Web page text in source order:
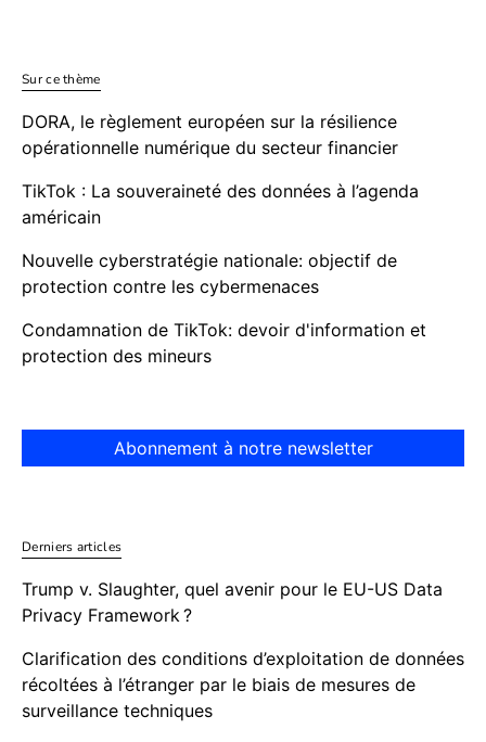
Sur ce thème
DORA, le règlement européen sur la résilience
opérationnelle numérique du secteur financier
TikTok : La souveraineté des données à l’agenda
américain
Nouvelle cyberstratégie nationale: objectif de
protection contre les cybermenaces
Condamnation de TikTok: devoir d'information et
protection des mineurs
Abonnement à notre newsletter
Derniers articles
Trump v. Slaughter, quel avenir pour le EU-US Data
Privacy Framework ?
Clarification des conditions d’exploitation de données
récoltées à l’étranger par le biais de mesures de
surveillance techniques